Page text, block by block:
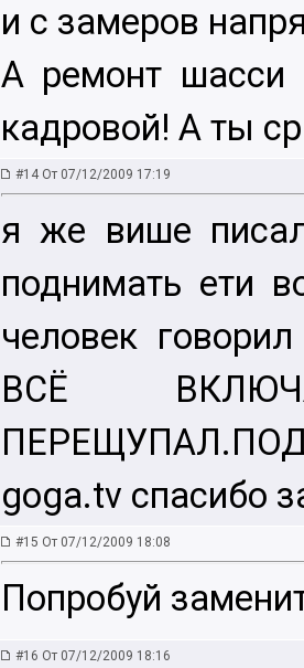
и с замеров
А ремонт шасси
кадровой! А ты
#14 От 07/12/2009 17:19
я же више
поднимать ети
человек
ВСЁ
goga.tv спасибо
#15 От 07/12/2009 18:08
Попробуй
#16 От 07/12/2009 18:16